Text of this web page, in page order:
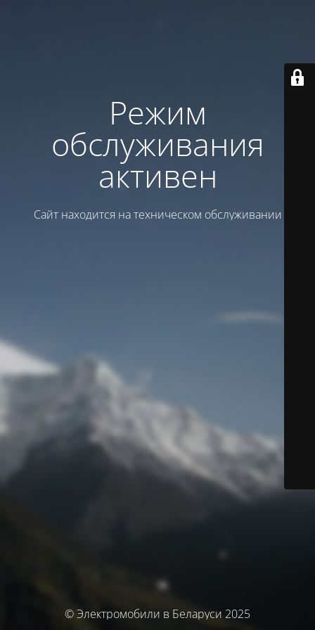
Режим
обслуживания
активен
Сайт находится на техническом обслуживании
© Электромобили в Беларуси 2025